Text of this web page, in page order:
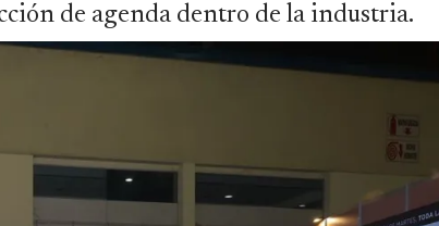
de agenda dentro de la industria.